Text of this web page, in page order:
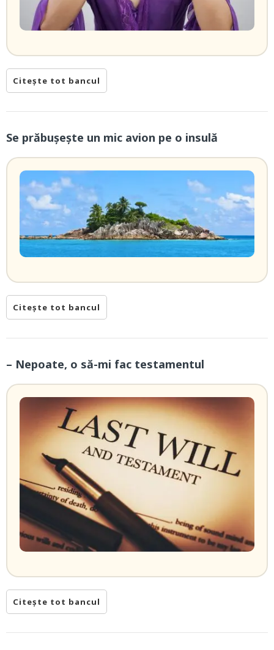
Citește tot bancul
Se prăbușește un mic avion pe o insulă
Citește tot bancul
– Nepoate, o să-mi fac testamentul
Citește tot bancul